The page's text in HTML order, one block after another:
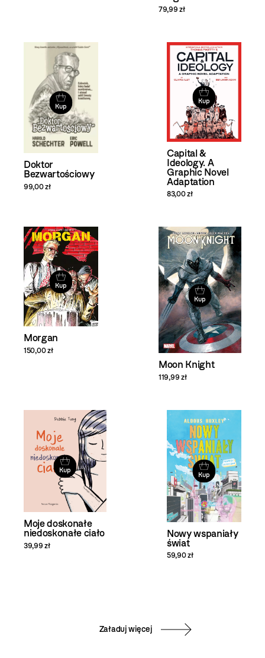
79,99 zł
Kup
Doktor
Bezwartościowy
99,00 zł
Kup
Capital &
Ideology. A
Graphic Novel
Adaptation
83,00 zł
Kup
Morgan
150,00 zł
Kup
Moon Knight
119,99 zł
Kup
Moje doskonałe
niedoskonałe ciało
39,99 zł
Kup
Nowy wspaniały
świat
59,90 zł
Załaduj więcej